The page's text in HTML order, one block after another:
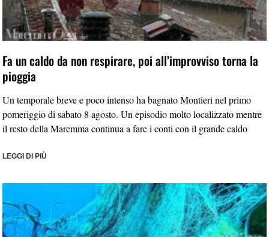
Fa un caldo da non respirare, poi all’improvviso torna la
pioggia
Un temporale breve e poco intenso ha bagnato Montieri nel primo
pomeriggio di sabato 8 agosto. Un episodio molto localizzato mentre
il resto della Maremma continua a fare i conti con il grande caldo
LEGGI DI PIÙ